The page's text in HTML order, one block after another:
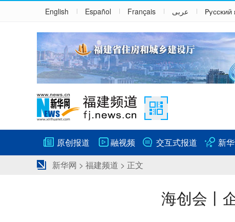
English Español Français عربى Русский
原创报道 融视频 交互式报道 新
新华网 > 福建频道 > 正文
海创会丨